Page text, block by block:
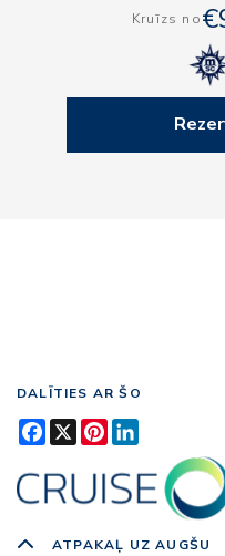
Kruīzs no
DALĪTIES AR ŠO
Facebook
X Pinterest
ATPAKAĻ UZ AUGŠU